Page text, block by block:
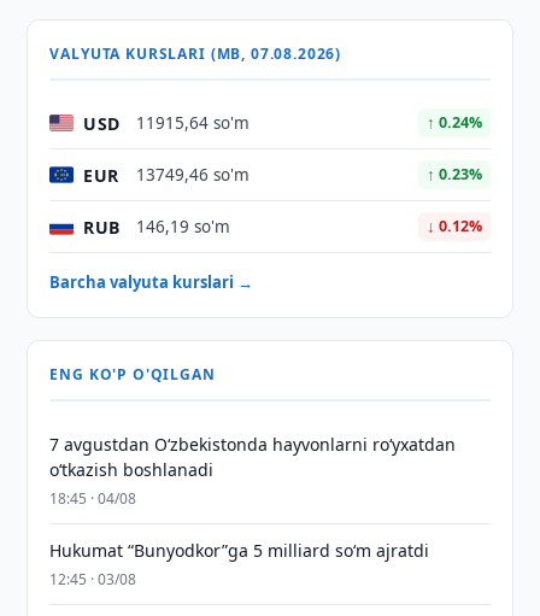
VALYUTA KURSLARI (MB, 07.08.2026)
USD 11915,64 so'm ↑ 0.24%
EUR 13749,46 so'm ↑ 0.23%
RUB 146,19 so'm ↓ 0.12%
Barcha valyuta kurslari →
ENG KO'P O'QILGAN
7 avgustdan O‘zbekistonda hayvonlarni ro‘yxatdan
o‘tkazish boshlanadi
18:45 · 04/08
Hukumat “Bunyodkor”ga 5 milliard so‘m ajratdi
12:45 · 03/08